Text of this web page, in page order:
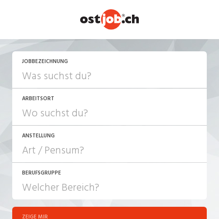
JOBBEZEICHNUNG
ARBEITSORT
ANSTELLUNG
JOB-TYP
Festanstellung
BERUFSGRUPPE
ZEIGE MIR